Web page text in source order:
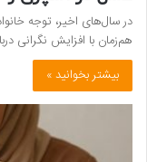
در سال‌های اخیر، توجه
هم‌زمان با افزایش نگرانی
بیشتر بخوانید »